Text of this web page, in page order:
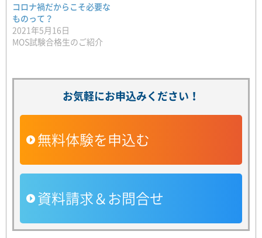
コロナ禍だからこそ必要な
ものって？
2021年5月16日
MOS試験合格生のご紹介
お気軽にお申込みください！
無料体験を申込む
資料請求＆お問合せ